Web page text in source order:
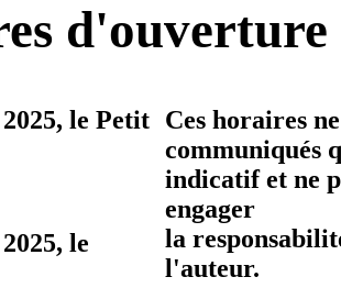
d'ouverture
, le Petit
, le
Ces horaires
communiqués
indicatif et ne
engager
la
l'auteur.